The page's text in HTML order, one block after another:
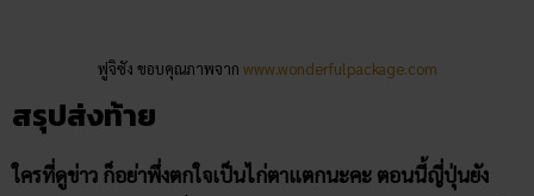
ปลอดภัยดีอยู่! ความเชื่อ ภูเขาไฟฟูจิ มีมากมายหลายอย่าง คนก็
เชื่อกันไปต่าง ๆ นานา บ้างว่ามีสัตว์ประหลาดหลบซ่อนอยู่ใน
ทะเลสาป บ้างว่ามีป่าอาถรรพ์ และนี่ยังลือกันว่าหิมะไม่ตกบนฟูจิ
จะเป็นลางร้ายอีก! เราต้องฟังหูไว้หูนะคะ ยังไงก็ขอเป็นกำลังใจ